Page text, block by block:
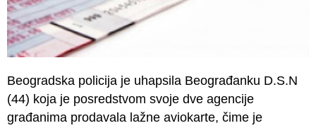
Beogradska policija je uhapsila Beograđanku D.S.N
(44) koja je posredstvom svoje dve agencije
građanima prodavala lažne aviokarte, čime je